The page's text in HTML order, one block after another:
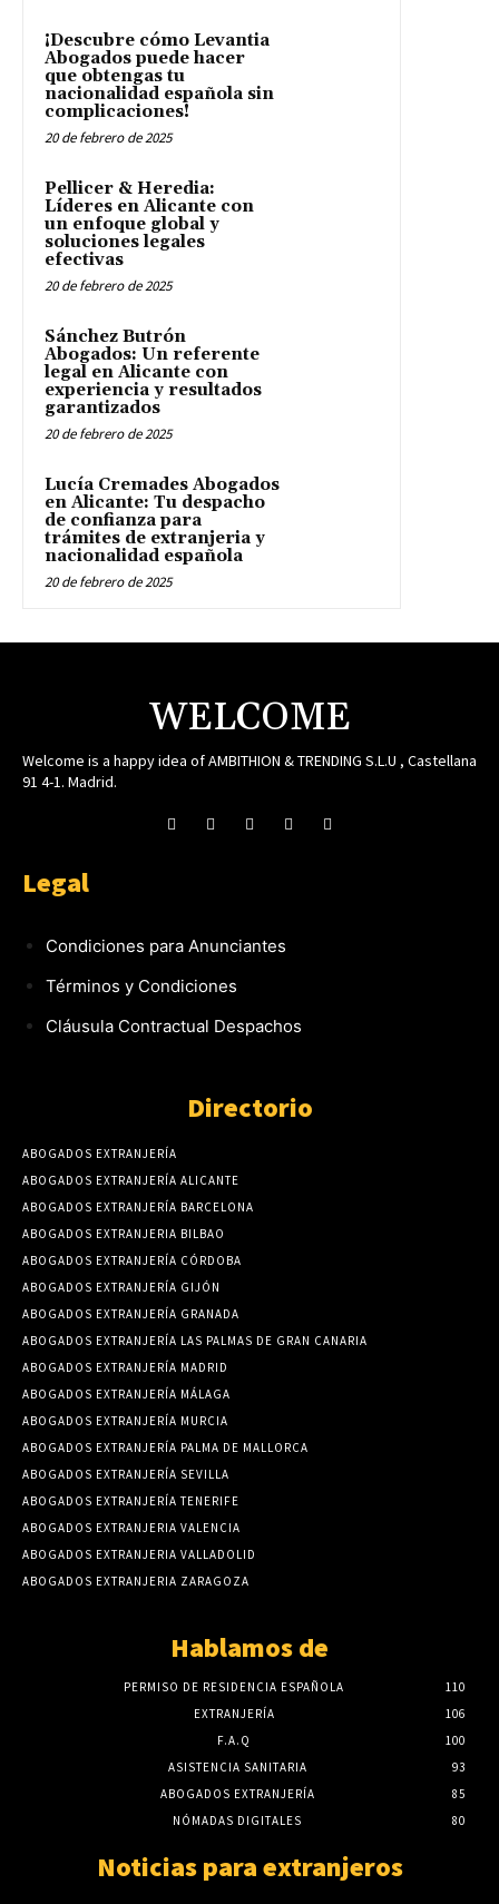
¡Descubre cómo Levantia
Abogados puede hacer
que obtengas tu
nacionalidad española sin
complicaciones!
20 de febrero de 2025
Pellicer & Heredia:
Líderes en Alicante con
un enfoque global y
soluciones legales
efectivas
20 de febrero de 2025
Sánchez Butrón
Abogados: Un referente
legal en Alicante con
experiencia y resultados
garantizados
20 de febrero de 2025
Lucía Cremades Abogados
en Alicante: Tu despacho
de confianza para
trámites de extranjeria y
nacionalidad española
20 de febrero de 2025
WELCOME
Welcome is a happy idea of AMBITHION & TRENDING S.L.U , Castellana
91 4-1. Madrid.
Legal
Condiciones para Anunciantes
Términos y Condiciones
Cláusula Contractual Despachos
Directorio
ABOGADOS EXTRANJERÍA
ABOGADOS EXTRANJERÍA ALICANTE
ABOGADOS EXTRANJERÍA BARCELONA
ABOGADOS EXTRANJERIA BILBAO
ABOGADOS EXTRANJERÍA CÓRDOBA
ABOGADOS EXTRANJERÍA GIJÓN
ABOGADOS EXTRANJERÍA GRANADA
ABOGADOS EXTRANJERÍA LAS PALMAS DE GRAN CANARIA
ABOGADOS EXTRANJERÍA MADRID
ABOGADOS EXTRANJERÍA MÁLAGA
ABOGADOS EXTRANJERÍA MURCIA
ABOGADOS EXTRANJERÍA PALMA DE MALLORCA
ABOGADOS EXTRANJERÍA SEVILLA
ABOGADOS EXTRANJERÍA TENERIFE
ABOGADOS EXTRANJERIA VALENCIA
ABOGADOS EXTRANJERIA VALLADOLID
ABOGADOS EXTRANJERIA ZARAGOZA
Hablamos de
PERMISO DE RESIDENCIA ESPAÑOLA
110
EXTRANJERÍA
106
F.A.Q
100
ASISTENCIA SANITARIA
93
ABOGADOS EXTRANJERÍA
85
NÓMADAS DIGITALES
80
Noticias para extranjeros